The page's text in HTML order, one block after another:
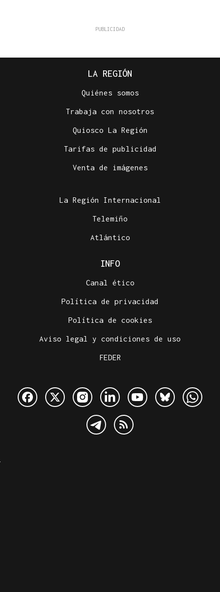
LA REGIÓN
Quiénes somos
Trabaja con nosotros
Quiosco La Región
Tarifas de publicidad
Venta de imágenes
La Región Internacional
Telemiño
Atlántico
INFO
Canal ético
Política de privacidad
Política de cookies
Aviso legal y condiciones de uso
FEDER